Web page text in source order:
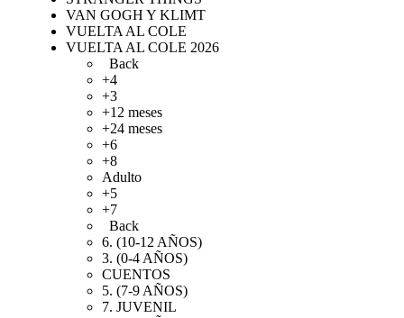
VAN GOGH Y KLIMT
VUELTA AL COLE
VUELTA AL COLE 2026
Back
+4
+3
+12 meses
+24 meses
+6
+8
Adulto
+5
+7
Back
6. (10-12 AÑOS)
3. (0-4 AÑOS)
CUENTOS
5. (7-9 AÑOS)
7. JUVENIL